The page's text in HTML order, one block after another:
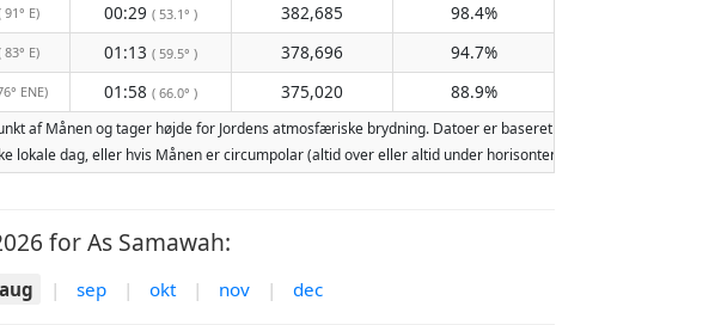
91° E) 00:29 ( 53.1° ) 382,685
98.4%
83° E) 01:13 ( 59.5° ) 378,696
94.7%
ENE) 01:58 ( 66.0° ) 375,020 88.9%
af Månen og tager højde for Jordens atmosfæriske brydning. Datoer er baseret på den gregorianske
dag, eller hvis Månen er circumpolar (altid over eller altid under horisonten). To måneopgange
for As Samawah:
aug | sep | okt | nov | dec